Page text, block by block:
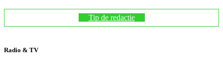
Tip de redactie
Radio & TV